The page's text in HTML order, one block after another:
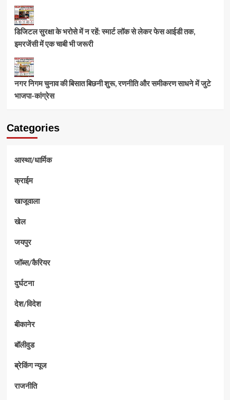
डिजिटल सुरक्षा के भरोसे में न रहें: स्मार्ट लॉक से लेकर फेस आईडी तक,
इमरजेंसी में एक चाबी भी जरूरी
नगर निगम चुनाव की बिसात बिछनी शुरू, रणनीति और समीकरण साधने में जुटे
भाजपा-कांग्रेस
Categories
आस्था/धार्मिक
क्राईम
खाजूवाला
खेल
जयपुर
जॉब्स/कैरियर
दुर्घटना
देश/विदेश
बीकानेर
बॉलीवुड
ब्रेकिंग न्यूज
राजनीति